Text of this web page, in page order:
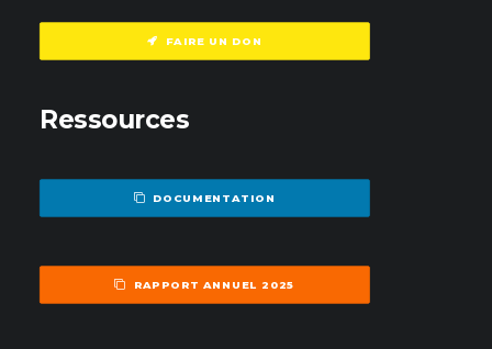
FAIRE UN DON
Ressources
DOCUMENTATION
RAPPORT ANNUEL 2025